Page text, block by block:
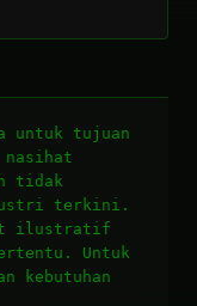
untuk tujuan
nasihat
tidak
terkini.
ilustratif
Untuk
kebutuhan